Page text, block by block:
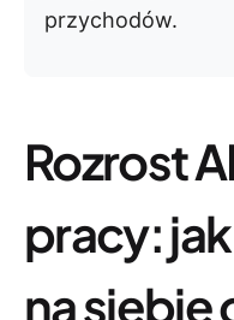
przychodów.
Rozrost
pracy:
na siebie